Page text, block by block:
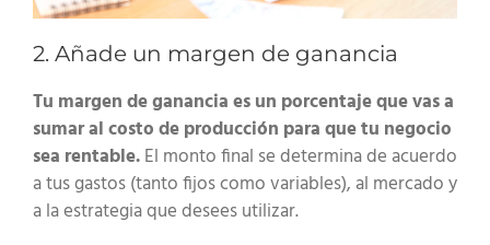
2. Añade un margen de ganancia
Tu margen de ganancia es un porcentaje que vas a
sumar al costo de producción para que tu negocio
sea rentable.El monto final se determina de acuerdo
a tus gastos (tanto fijos como variables), al mercado y
a la estrategia que desees utilizar.